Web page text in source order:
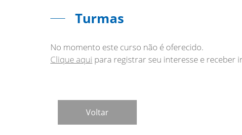
Turmas
No momento este curso não é oferecido.
Clique aqui para registrar seu interesse e receber